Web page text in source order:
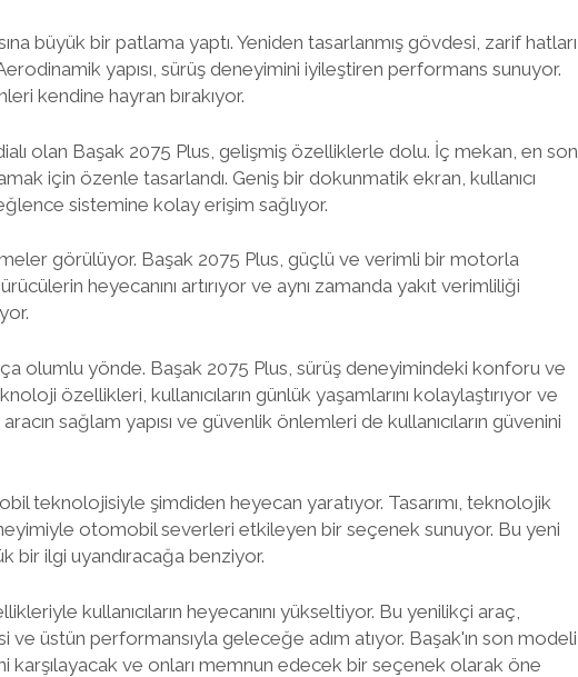
büyük bir patlama yaptı. Yeniden tasarlanmış gövdesi, zarif hatları
yapısı, sürüş deneyimini iyileştiren performans sunuyor.
kendine hayran bırakıyor.
olan Başak 2075 Plus, gelişmiş özelliklerle dolu. İç mekan, en son
için özenle tasarlandı. Geniş bir dokunmatik ekran, kullanıcı
sistemine kolay erişim sağlıyor.
görülüyor. Başak 2075 Plus, güçlü ve verimli bir motorla
heyecanını artırıyor ve aynı zamanda yakıt verimliliği
olumlu yönde. Başak 2075 Plus, sürüş deneyimindeki konforu ve
özellikleri, kullanıcıların günlük yaşamlarını kolaylaştırıyor ve
sağlam yapısı ve güvenlik önlemleri de kullanıcıların güvenini
teknolojisiyle şimdiden heyecan yaratıyor. Tasarımı, teknolojik
otomobil severleri etkileyen bir seçenek sunuyor. Bu yeni
bir ilgi uyandıracağa benziyor.
kullanıcıların heyecanını yükseltiyor. Bu yenilikçi araç,
ve üstün performansıyla geleceğe adım atıyor. Başak'ın son modeli,
karşılayacak ve onları memnun edecek bir seçenek olarak öne